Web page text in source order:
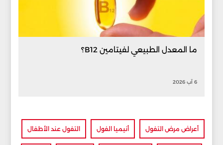
ما المعدل الطبيعي لفيتامين B12؟
6 آب 2026
أعراض مرض التفول أنيميا الفول التفول عند الأطفال